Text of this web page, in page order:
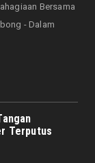
Ramah
Bersama
- Dalam
Terputus